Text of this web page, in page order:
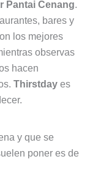
Pantai Cenang.
bares y
los mejores
observas
hacen
Thirstdayes
y que se
poner es de